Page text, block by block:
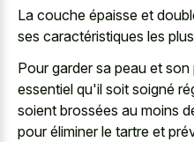
La couche épaisse et
ses caractéristiques les
Pour garder sa peau et
essentiel qu'il soit soigné
soient brossées au moins
pour éliminer le tartre et